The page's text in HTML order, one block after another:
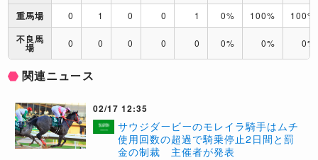
重馬場 0 1 0 0 1 0% 100% 100%
不良馬
場 0 0 0 0 0 0% 0% 0%
関連ニュース
02/17 12:35
サウジダービーのモレイラ騎手はムチ
使用回数の超過で騎乗停止2日間と罰
金の制裁 主催者が発表